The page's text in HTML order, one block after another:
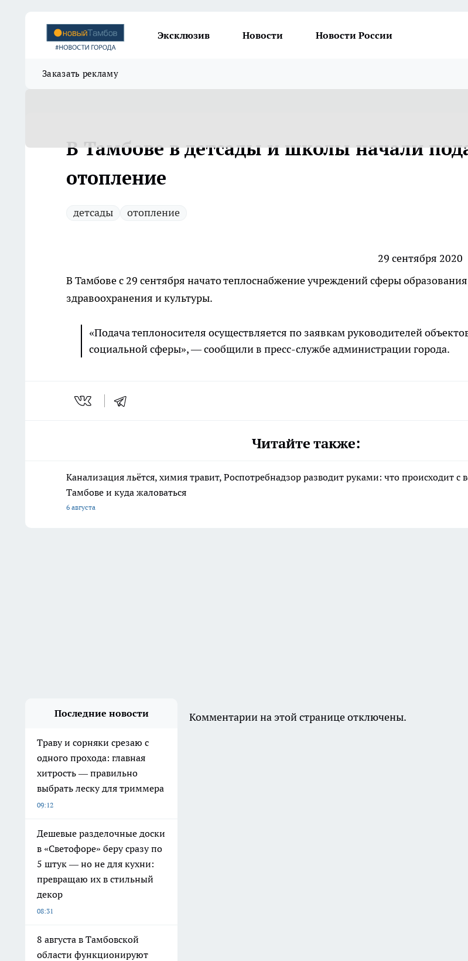
Эксклюзив Новости Новости России
Заказать рекламу
В Тамбове в детсады и школы начали
отопление
детсады отопление
29 сентября 2020
В Тамбове с 29 сентября начато теплоснабжение учреждений сферы
здравоохранения и культуры.
«Подача теплоносителя осуществляется по заявкам руководителей
социальной сферы», — сообщили в пресс-службе администрации города.
Читайте также:
Канализация льётся, химия травит, Роспотребнадзор разводит руками: что происходит с
Тамбове и куда жаловаться
6 августа
Последние новости
Траву и сорняки срезаю с
одного прохода: главная
хитрость — правильно
выбрать леску для триммера
09:12
Дешевые разделочные доски
в «Светофоре» беру сразу по
5 штук — но не для кухни:
превращаю их в стильный
декор
08:31
8 августа в Тамбовской
области функционируют
Комментарии на этой странице отключены.